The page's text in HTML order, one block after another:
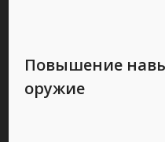
Повышение
оружие